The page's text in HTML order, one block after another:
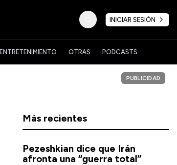
INICIAR SESIÓN
ENTRETENIMIENTO OTRAS PODCASTS
PUBLICIDAD
Más recientes
Pezeshkian dice que Irán
afronta una “guerra total”